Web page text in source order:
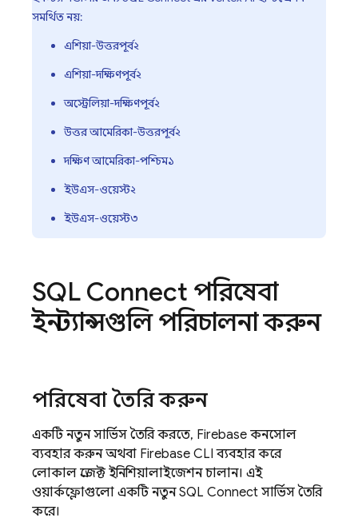
সমর্থিত নয়:
এশিয়া-উত্তরপূর্ব২
এশিয়া-দক্ষিণপূর্ব২
অস্ট্রেলিয়া-দক্ষিণপূর্ব২
উত্তর আমেরিকা-উত্তরপূর্ব২
দক্ষিণ আমেরিকা-পশ্চিম১
ইউএস-ওয়েস্ট২
ইউএস-ওয়েস্ট৩
SQL Connect পরিষেবা
ইনস্ট্যান্সগুলি পরিচালনা করুন
পরিষেবা তৈরি করুন
একটি নতুন সার্ভিস তৈরি করতে, Firebase কনসোল
ব্যবহার করুন অথবা Firebase CLI ব্যবহার করে
লোকাল প্রজেক্ট ইনিশিয়ালাইজেশন চালান। এই
ওয়ার্কফ্লোগুলো একটি নতুনSQL Connect সার্ভিস তৈরি
করে।